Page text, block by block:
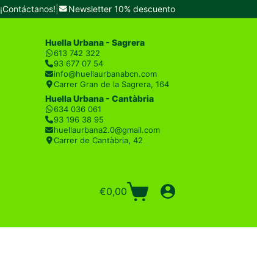
¡Contáctanos! Newsletter 10% descuento
Huella Urbana - Sagrera
613 742 322
93 677 07 54
info@huellaurbanabcn.com
Carrer Gran de la Sagrera, 164
Huella Urbana - Cantàbria
634 036 061
93 196 38 95
huellaurbana2.0@gmail.com
Carrer de Cantàbria, 42
Carro
€0,00